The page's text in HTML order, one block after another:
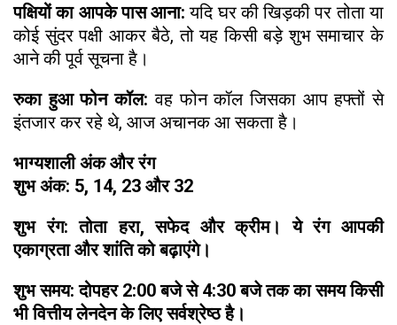
पक्षियों का आपके पास आना:यदि घर की खिड़की पर तोता या
कोई सुंदर पक्षी आकर बैठे, तो यह किसी बड़े शुभ समाचार के
आने की पूर्व सूचना है।
रुका हुआ फोन कॉल:वह फोन कॉल जिसका आप हफ्तों से
इंतजार कर रहे थे, आज अचानक आ सकता है।
भाग्यशाली अंक और रंग
शुभ अंक: 5, 14, 23 और 32
शुभ रंग: तोता हरा, सफेद और क्रीम। ये रंग आपकी
एकाग्रता और शांति को बढ़ाएंगे।
शुभ समय: दोपहर 2:00 बजे से 4:30 बजे तक का समय किसी
भी वित्तीय लेनदेन के लिए सर्वश्रेष्ठ है।